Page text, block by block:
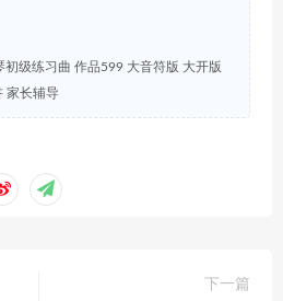
初级练习曲 作品599 大音符版 大开版
家长辅导
下一篇